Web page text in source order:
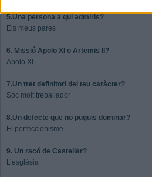
5.Una persona a qui admiris?
Els meus pares
6. Missió Apolo XI o Artemis II?
Apolo XI
7.Un tret definitori del teu caràcter?
Sóc molt treballador
8.Un defecte que no puguis dominar?
El perfeccionisme
9. Un racó de Castellar?
L’església